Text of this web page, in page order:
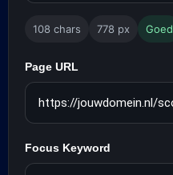
108 chars 778 px Goed
Page URL
Focus Keyword